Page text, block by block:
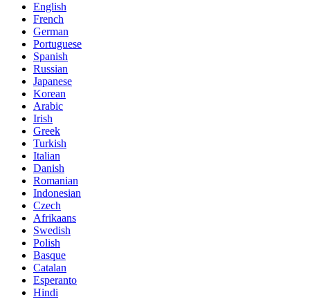
English
French
German
Portuguese
Spanish
Russian
Japanese
Korean
Arabic
Irish
Greek
Turkish
Italian
Danish
Romanian
Indonesian
Czech
Afrikaans
Swedish
Polish
Basque
Catalan
Esperanto
Hindi